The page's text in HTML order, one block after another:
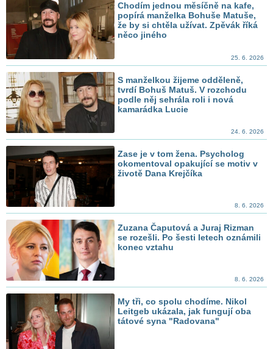
Chodím jednou měsíčně na kafe,
popírá manželka Bohuše Matuše,
že by si chtěla užívat. Zpěvák říká
něco jiného
25. 6. 2026
S manželkou žijeme odděleně,
tvrdí Bohuš Matuš. V rozchodu
podle něj sehrála roli i nová
kamarádka Lucie
24. 6. 2026
Zase je v tom žena. Psycholog
okomentoval opakující se motiv v
životě Dana Krejčíka
8. 6. 2026
Zuzana Čaputová a Juraj Rizman
se rozešli. Po šesti letech oznámili
konec vztahu
8. 6. 2026
My tři, co spolu chodíme. Nikol
Leitgeb ukázala, jak fungují oba
tátové syna "Radovana"